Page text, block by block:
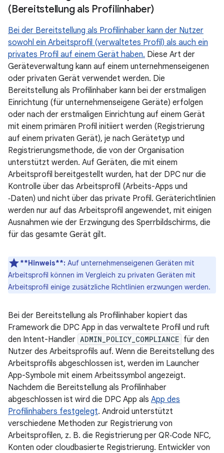
(Bereitstellung als Profilinhaber)
Bei der Bereitstellung als Profilinhaber kann der Nutzer
sowohl ein Arbeitsprofil (verwaltetes Profil) als auch ein
privates Profil auf einem Gerät haben. Diese Art der
Geräteverwaltung kann auf einem unternehmenseigenen
oder privaten Gerät verwendet werden. Die
Bereitstellung als Profilinhaber kann bei der erstmaligen
Einrichtung (für unternehmenseigene Geräte) erfolgen
oder nach der erstmaligen Einrichtung auf einem Gerät
mit einem primären Profil initiiert werden (Registrierung
auf einem privaten Gerät), je nach Gerätetyp und
Registrierungsmethode, die von der Organisation
unterstützt werden. Auf Geräten, die mit einem
Arbeitsprofil bereitgestellt wurden, hat der DPC nur die
Kontrolle über das Arbeitsprofil (Arbeits-Apps und
‑Daten) und nicht über das private Profil. Geräterichtlinien
werden nur auf das Arbeitsprofil angewendet, mit einigen
Ausnahmen wie der Erzwingung des Sperrbildschirms, die
für das gesamte Gerät gilt.
**Hinweis**: Auf unternehmenseigenen Geräten mit
Arbeitsprofil können im Vergleich zu privaten Geräten mit
Arbeitsprofil einige zusätzliche Richtlinien erzwungen werden.
Bei der Bereitstellung als Profilinhaber kopiert das
Framework die DPC App in das verwaltete Profil und ruft
den Intent-Handler ADMIN_POLICY_COMPLIANCE für den
Nutzer des Arbeitsprofils auf. Wenn die Bereitstellung des
Arbeitsprofils abgeschlossen ist, werden im Launcher
App-Symbole mit einem Arbeitssymbol angezeigt.
Nachdem die Bereitstellung als Profilinhaber
abgeschlossen ist wird die DPC App als App des
Profilinhabers festgelegt. Android unterstützt
verschiedene Methoden zur Registrierung von
Arbeitsprofilen, z. B. die Registrierung per QR‑Code NFC,
Konten oder cloudbasierte Registrierung. Entwickler von